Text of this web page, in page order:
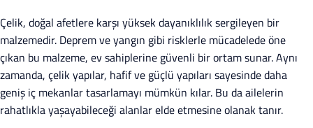
Çelik, doğal afetlere karşı yüksek dayanıklılık sergileyen bir
malzemedir. Deprem ve yangın gibi risklerle mücadelede öne
çıkan bu malzeme, ev sahiplerine güvenli bir ortam sunar. Aynı
zamanda, çelik yapılar, hafif ve güçlü yapıları sayesinde daha
geniş iç mekanlar tasarlamayı mümkün kılar. Bu da ailelerin
rahatlıkla yaşayabileceği alanlar elde etmesine olanak tanır.